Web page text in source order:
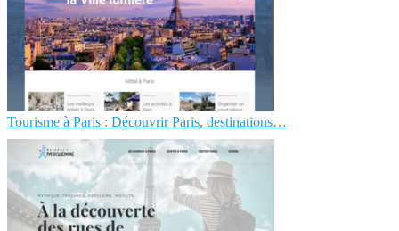
Tourisme à Paris : Découvrir Paris, destinations…